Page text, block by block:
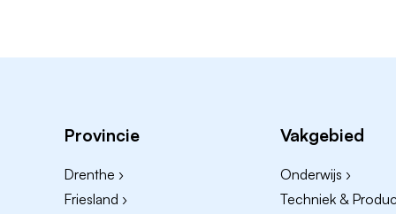
Provincie
Drenthe ›
Friesland ›
Vakgebied
Onderwijs ›
Techniek &